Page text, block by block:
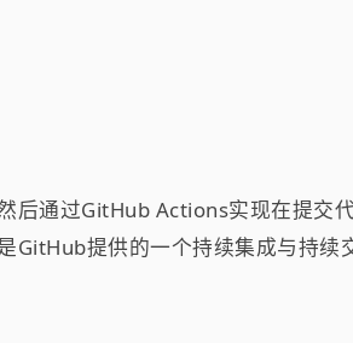
后通过GitHub Actions实现在提交
提供的一个持续集成与持续